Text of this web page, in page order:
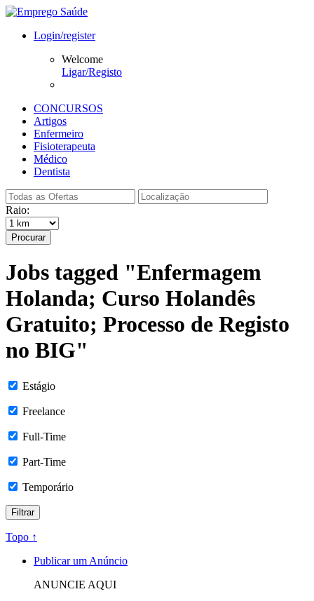
Login/register
Welcome
Ligar/Registo
CONCURSOS
Artigos
Enfermeiro
Fisioterapeuta
Médico
Dentista
Raio:
Procurar
Jobs tagged "Enfermagem
Holanda; Curso Holandês
Gratuito; Processo de Registo
no BIG"
Estágio
Freelance
Full-Time
Part-Time
Temporário
Topo ↑
Publicar um Anúncio
ANUNCIE AQUI